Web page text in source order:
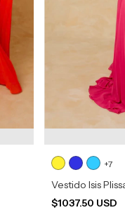
+7
Vestido Isis
$1037.50 USD